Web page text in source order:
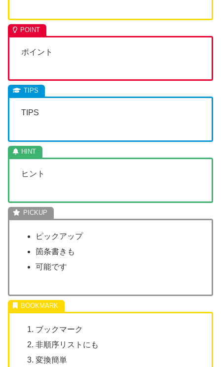
ポイント
TIPS
ヒント
ピックアップ
箇条書きも
可能です
ブックマーク
非順序リストにも
変換簡単